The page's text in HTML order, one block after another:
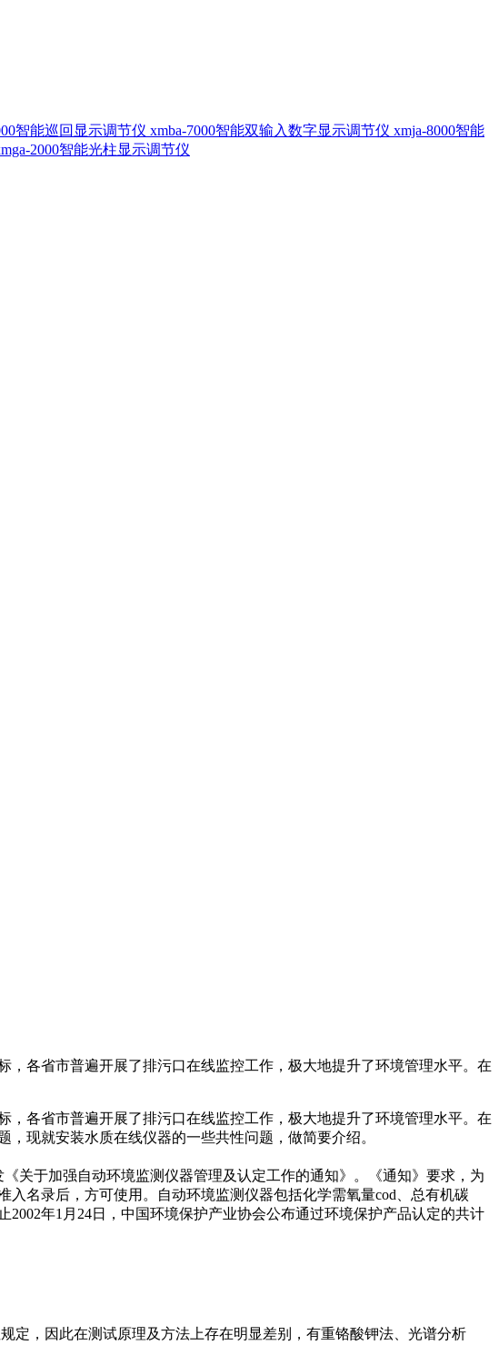
智能巡回显示调节仪 xmba-7000智能双输入数字显示调节仪 xmja-8000智能
2000智能光柱显示调节仪
各省市普遍开展了排污口在线监控工作，极大地提升了环境管理水平。在
各省市普遍开展了排污口在线监控工作，极大地提升了环境管理水平。在
现就安装水质在线仪器的一些共性问题，做简要介绍。
于加强自动环境监测仪器管理及认定工作的通知》。《通知》要求，为
名录后，方可使用。自动环境监测仪器包括化学需氧量cod、总有机碳
年1月24日，中国环境保护产业协会公布通过环境保护产品认定的共计
，因此在测试原理及方法上存在明显差别，有重铬酸钾法、光谱分析